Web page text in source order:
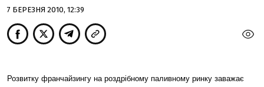
7 БЕРЕЗНЯ 2010, 12:39
Розвитку франчайзингу на роздрібному паливному ринку заважає